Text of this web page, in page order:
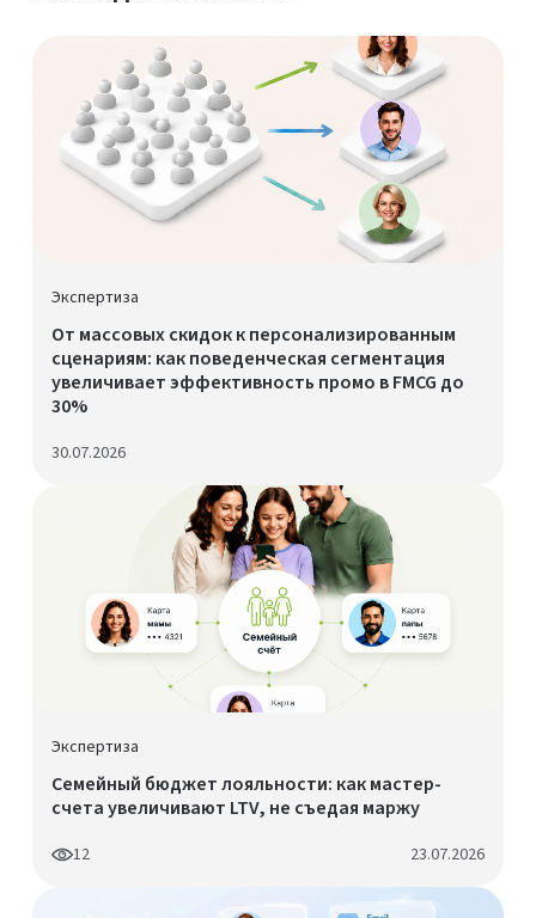
Экспертиза
От массовых скидок к персонализированным
сценариям: как поведенческая сегментация
увеличивает эффективность промо в FMCG до
30%
30.07.2026
Экспертиза
Семейный бюджет лояльности: как мастер-
счета увеличивают LTV, не съедая маржу
12 23.07.2026